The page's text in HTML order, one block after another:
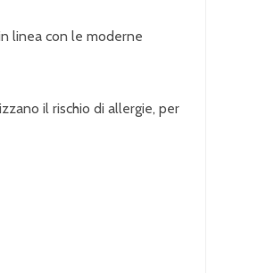
linea con le moderne
il rischio di allergie, per